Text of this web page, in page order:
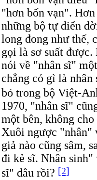
"hơn bốn vạn".
những bộ tự điển
long đong như thế,
gọi là sơ suất
nói về "nhân sĩ"
chẳng có gì là
bỏ trong bộ Việt-
1970, "nhân sĩ"
một bên, không
Xuôi ngược "nhân"
giả nào cũng sâm,
đi kẻ sĩ. Nhân sinh"
sĩ" đâu rồi? [2]